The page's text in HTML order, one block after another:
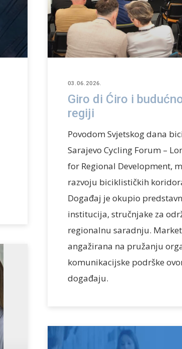
03.06.2026.
Giro di Ćiro i
regiji
Povodom Svjetskog dana
Sarajevo Cycling Forum –
for Regional Development,
razvoju biciklističkih
Događaj je okupio
institucija, stručnjake za
regionalnu saradnju.
angažirana na pružanju
komunikacijske podrške
događaju.